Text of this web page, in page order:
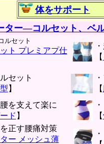
体をサポート
ター―コルセット、ベ
ルセット
ト プレミアプ仕
【
セット
】
【
を支えて楽に
ド 】
【
正す腰痛対策
ー メッシュ薄